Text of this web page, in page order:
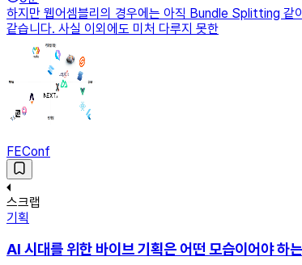
하지만 웹어셈블리의 경우에는 아직 Bundle Splitting 같
같습니다. 사실 이외에도 미처 다루지 못한
FEConf
스크랩
기획
AI 시대를 위한 바이브 기획은 어떤 모습이어야 하